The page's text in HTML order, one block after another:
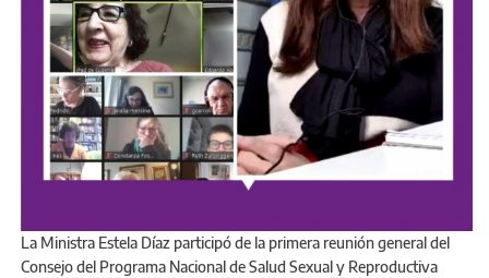
La Ministra Estela Díaz participó de la primera reunión general del
Consejo del Programa Nacional de Salud Sexual y Reproductiva